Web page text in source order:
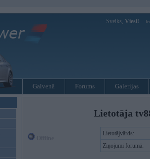
Sveiks, Viesi!
Galvenā Forums Galerijas
Lietotāja
Lietotājvārds:
Ziņojumi forumā: